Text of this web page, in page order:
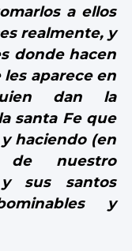
a ellos
realmente, y
donde hacen
aparece en
dan la
santa Fe que
haciendo (en
de nuestro
y sus santos
y